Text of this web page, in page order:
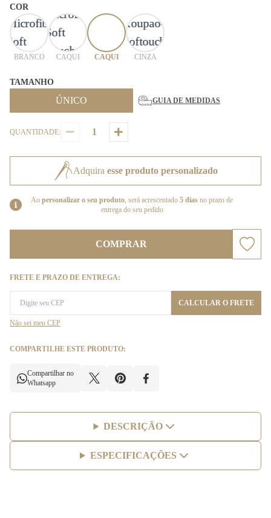
COR
BRANCO CAQUI CAQUI CINZA
TAMANHO
ÚNICO GUIA DE MEDIDAS
QUANTIDADE:
Adquira esse produto personalizado
Ao personalizar o seu produto, será acrescentado 5 dias no prazo de
entrega do seu pedido
COMPRAR
FRETE E PRAZO DE ENTREGA:
CALCULAR O FRETE
Não sei meu CEP
COMPARTILHE ESTE PRODUTO:
Compartilhar no
Whatsapp
DESCRIÇÃO
ESPECIFICAÇÕES